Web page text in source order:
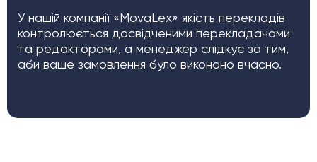
У нашій компанії «MovaLex» якість перекладів
контролюється досвідченими перекладачами
та редакторами, а менеджер слідкує за тим,
аби ваше замовлення було виконано вчасно.